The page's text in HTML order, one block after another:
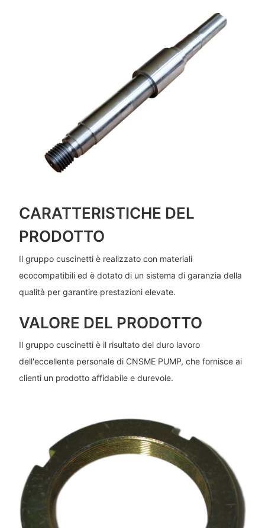
CARATTERISTICHE DEL
PRODOTTO
Il gruppo cuscinetti è realizzato con materiali
ecocompatibili ed è dotato di un sistema di garanzia della
qualità per garantire prestazioni elevate.
VALORE DEL PRODOTTO
Il gruppo cuscinetti è il risultato del duro lavoro
dell'eccellente personale di CNSME PUMP, che fornisce ai
clienti un prodotto affidabile e durevole.